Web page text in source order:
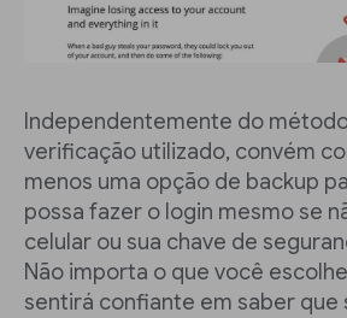
Independentemente do
verificação utilizado, convém
menos uma opção de backup
possa fazer o login mesmo se
celular ou sua chave de
Não importa o que você
sentirá confiante em saber que